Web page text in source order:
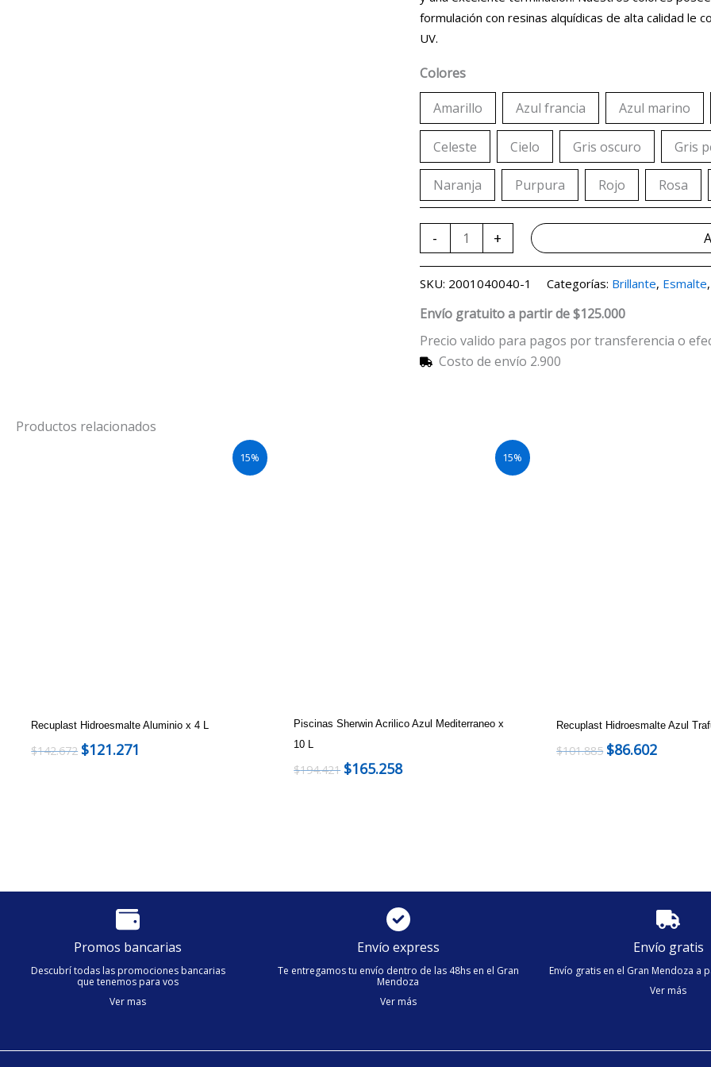
$51.955
$44.162
formulación con resinas alquídicas de alta calidad le
UV.
Colores
Amarillo Azul francia Azul marino
Celeste Cielo Gris oscuro Gris
Naranja Purpura Rojo Rosa
-
cantidad
+
SKU: 2001040040-1 Categorías: Brillante, Esmalte,
Envío gratuito a partir de $125.000
Precio valido para pagos por transferencia o
Costo de envío 2.900
Productos relacionados
15%
Recuplast Hidroesmalte Aluminio x 4 L
$142.672 $121.271
15%
Piscinas Sherwin Acrilico Azul Mediterraneo x
10 L
$194.421 $165.258
Recuplast Hidroesmalte Azul
$101.885 $86.602
Promos bancarias
Descubrí todas las promociones bancarias
que tenemos para vos
Ver mas
Envío express
Te entregamos tu envío dentro de las 48hs en el Gran
Mendoza
Ver más
Envío gratis
Envío gratis en el Gran Mendoza a
Ver más